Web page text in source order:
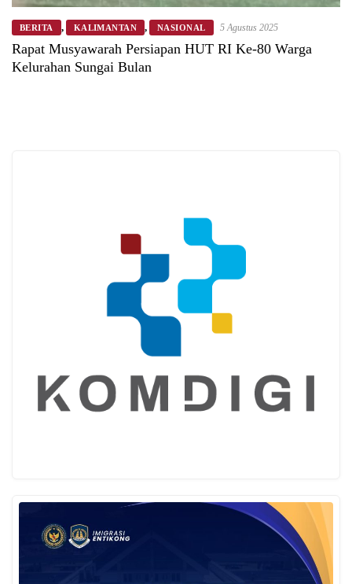
BERITA , KALIMANTAN , NASIONAL 5 Agustus 2025
Rapat Musyawarah Persiapan HUT RI Ke-80 Warga
Kelurahan Sungai Bulan